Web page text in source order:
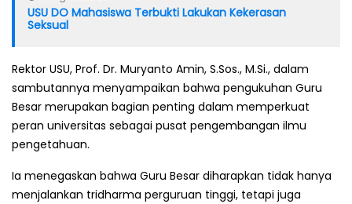
USU DO Mahasiswa Terbukti Lakukan Kekerasan
Seksual
Rektor USU, Prof. Dr. Muryanto Amin, S.Sos., M.Si., dalam
sambutannya menyampaikan bahwa pengukuhan Guru
Besar merupakan bagian penting dalam memperkuat
peran universitas sebagai pusat pengembangan ilmu
pengetahuan.
Ia menegaskan bahwa Guru Besar diharapkan tidak hanya
menjalankan tridharma perguruan tinggi, tetapi juga